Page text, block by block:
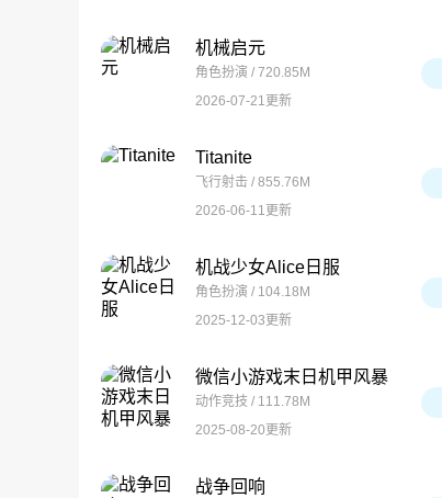
机械启元
角色扮演 / 720.85M
2026-07-21更新
Titanite
飞行射击 / 855.76M
2026-06-11更新
机战少女Alice日服
角色扮演 / 104.18M
2025-12-03更新
微信小游戏末日机甲风暴
动作竞技 / 111.78M
2025-08-20更新
战争回响